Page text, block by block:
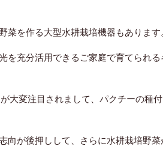
菜を作る大型水耕栽培機器もあります
を充分活用できるご家庭で育てられ
大変注目されまして、パクチーの種
向が後押しして、さらに水耕栽培野菜